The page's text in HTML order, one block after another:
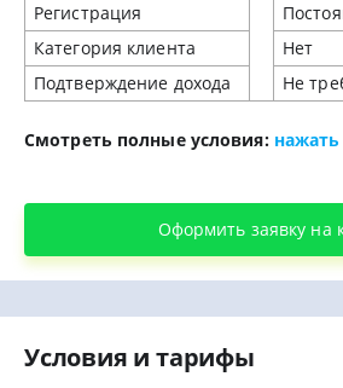
Регистрация
Категория клиента
Нет
Подтверждение дохода
Не
Смотреть полные условия: нажать
Оформить заявку на
Условия и тарифы